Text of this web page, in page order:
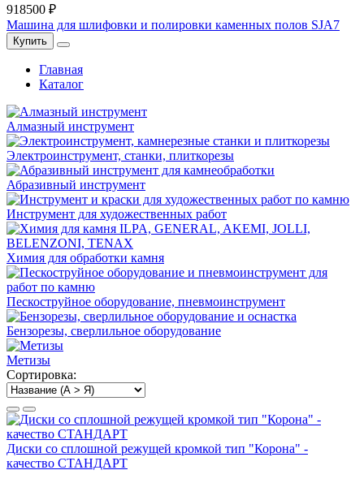
918500 ₽
Машина для шлифовки и полировки каменных полов SJA7
Купить
Главная
Каталог
Алмазный инструмент
Электро­инструмент, станки, плиткорезы
Абразивный инструмент
Инструмент для художественных работ
Химия для обработки камня
Пескоструйное оборудование, пневмоинструмент
Бензорезы, сверлильное оборудование
Метизы
Сортировка:
Диски со сплошной режущей кромкой тип "Корона" -
качество СТАНДАРТ